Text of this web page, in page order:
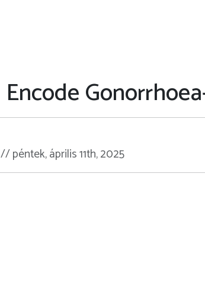
Encode
// péntek, április 11th, 2025